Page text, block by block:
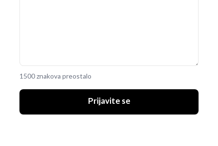
1500 znakova preostalo
Prijavite se